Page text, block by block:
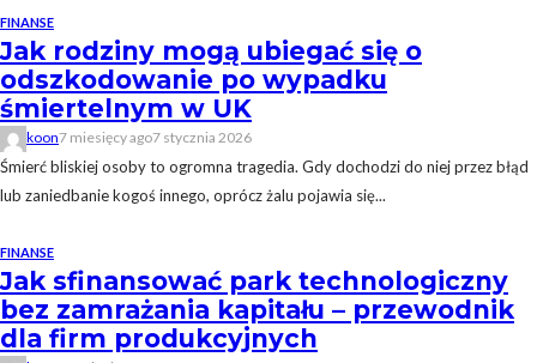
FINANSE
Jak rodziny mogą ubiegać się o
odszkodowanie po wypadku
śmiertelnym w UK
koon7 miesięcy ago7 stycznia 2026
Śmierć bliskiej osoby to ogromna tragedia. Gdy dochodzi do niej przez błąd
lub zaniedbanie kogoś innego, oprócz żalu pojawia się...
FINANSE
Jak sfinansować park technologiczny
bez zamrażania kapitału – przewodnik
dla firm produkcyjnych